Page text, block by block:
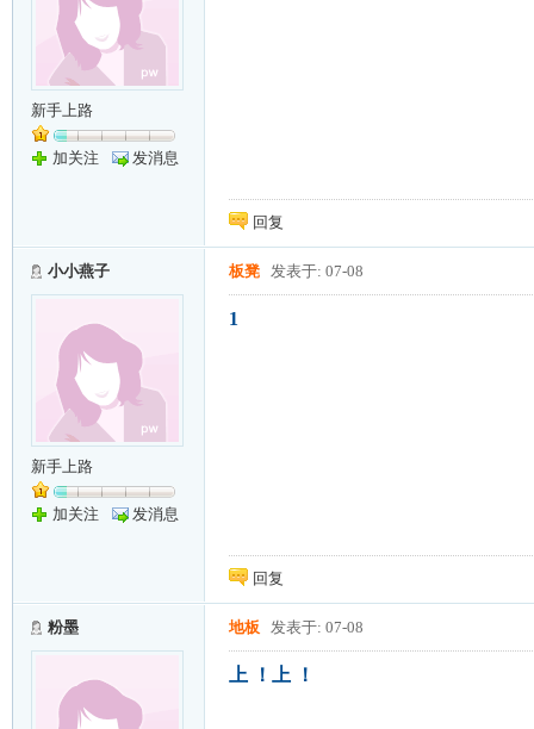
新手上路
加关注 发消息
回复
小小燕子
新手上路
加关注 发消息
板凳 发表于: 07-08
1
回复
粉墨 地板 发表于: 07-08
上 ！上 ！